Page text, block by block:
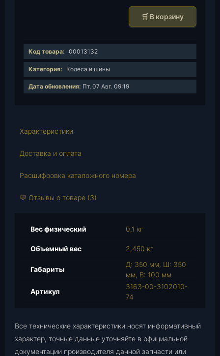
и
ч
с
о
а
К
3
1
6
🛒 В корзину
Код товара: 00013132
Категория: Колеса и шины
Дата обновления: Пт, 07 Авг. 09:19
Характеристики
Доставка и оплата
Расшифровка каталожного номера
💬 Отзывы о товаре (3)
Вес физический 0,1 кг
Объемный вес 2,450 кг
Габариты
Д: 350 мм, Ш: 350
мм, В: 100 мм
Артикул
3163-00-3102010-
74
Все технические характеристики носят информативный
характер, точные данные уточняйте в официальной
документации производителя данной запчасти или